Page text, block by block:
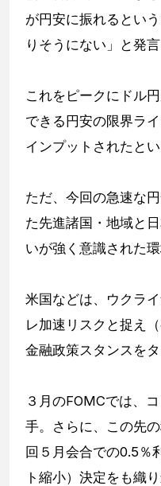
が円安に振れるとい
りそうにない」と発言
これをピークにドル
できる円安の限界ラ
インプットされたとい
ただ、今回の急速な
た先進諸国・地域と
いが強く意識された
米国などは、ウクラ
レ加速リスクと捉え
金融政策スタンスを
３月のFOMCでは、
手。さらに、この先
回５月会合での0.5％
ト縮小）決定をも織